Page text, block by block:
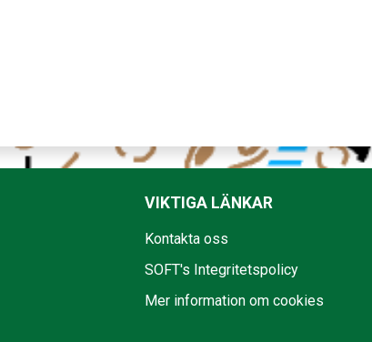
VIKTIGA LÄNKAR
Kontakta oss
SOFT's Integritetspolicy
Mer information om cookies